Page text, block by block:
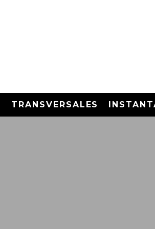
TRANSVERSALES